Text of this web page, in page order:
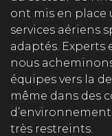
ont mis en place
services aériens
adaptés. Experts
nous
équipes vers la
même dans des
très restreints.